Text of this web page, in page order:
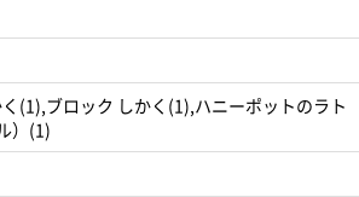
(1),ブロック しかく(1),ハニーポットのラト
）(1)